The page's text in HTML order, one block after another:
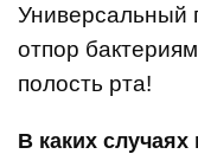
Универсальный
отпор
полость рта!
В каких